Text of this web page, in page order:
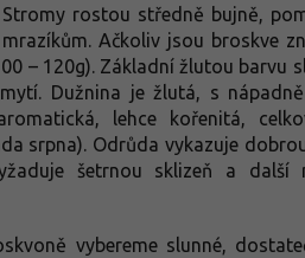
rostou středně bujně,
Ačkoliv jsou broskve
– 120g). Základní žlutou barvu
Dužnina je žlutá, s
lehce kořenitá,
srpna). Odrůda vykazuje
šetrnou sklizeň a
vybereme slunné,